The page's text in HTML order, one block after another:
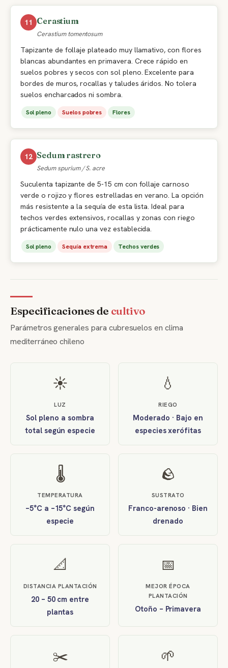
11 Cerastium
Cerastium tomentosum
Tapizante de follaje plateado muy llamativo, con flores
blancas abundantes en primavera. Crece rápido en
suelos pobres y secos con sol pleno. Excelente para
bordes de muros, rocallas y taludes áridos. No tolera
suelos encharcados ni sombra.
Sol pleno Suelos pobres Flores
12 Sedum rastrero
Sedum spurium / S. acre
Suculenta tapizante de 5-15 cm con follaje carnoso
verde o rojizo y flores estrelladas en verano. La opción
más resistente a la sequía de esta lista. Ideal para
techos verdes extensivos, rocallas y zonas con riego
prácticamente nulo una vez establecida.
Sol pleno Sequía extrema Techos verdes
Especificaciones de cultivo
Parámetros generales para cubresuelos en clima
mediterráneo chileno
☀️
LUZ
Sol pleno a sombra
total según especie
💧
RIEGO
Moderado · Bajo en
especies xerófitas
🌡️
TEMPERATURA
–5°C a –15°C según
especie
🪨
SUSTRATO
Franco-arenoso · Bien
drenado
📐
DISTANCIA PLANTACIÓN
20 – 50 cm entre
plantas
📅
MEJOR ÉPOCA
PLANTACIÓN
Otoño – Primavera
✂️ 🌱